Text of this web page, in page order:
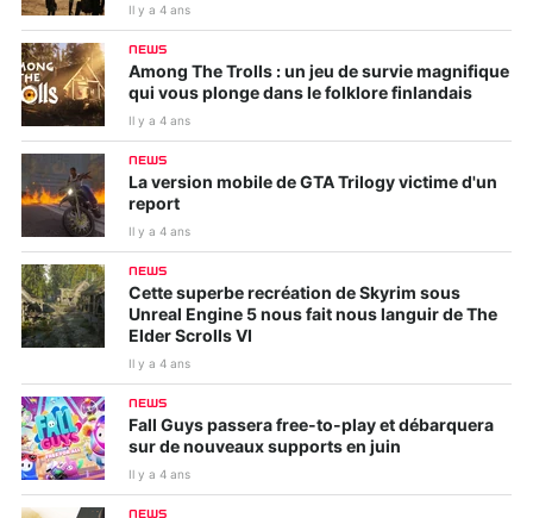
Il y a 4 ans
NEWS
Among The Trolls : un jeu de survie magnifique
qui vous plonge dans le folklore finlandais
Il y a 4 ans
NEWS
La version mobile de GTA Trilogy victime d'un
report
Il y a 4 ans
NEWS
Cette superbe recréation de Skyrim sous
Unreal Engine 5 nous fait nous languir de The
Elder Scrolls VI
Il y a 4 ans
NEWS
Fall Guys passera free-to-play et débarquera
sur de nouveaux supports en juin
Il y a 4 ans
NEWS